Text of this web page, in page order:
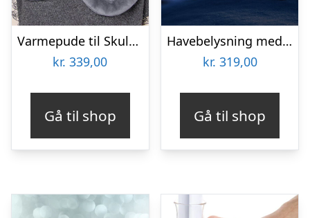
Varmepude til Skuldre og Ryg – Zenkuru
kr. 339,00
Gå til shop
Havebelysning med Julefigurer
kr. 319,00
Gå til shop